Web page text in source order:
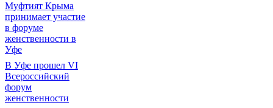
Муфтият Крыма
принимает участие
в форуме
женственности в
Уфе
В Уфе прошел VI
Всероссийский
форум
женственности